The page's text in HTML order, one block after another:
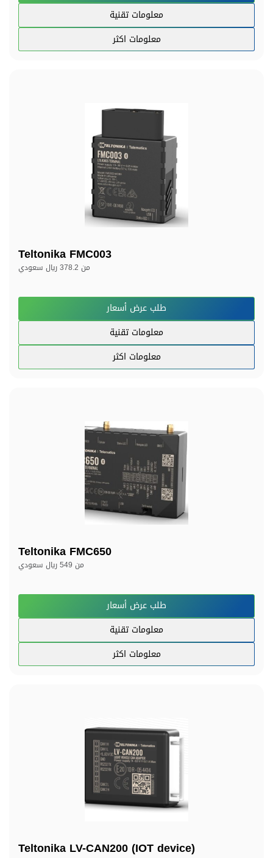
معلومات تقنية
معلومات اكثر
Teltonika FMC003
من 378.2 ريال سعودي
طلب عرض أسعار
معلومات تقنية
معلومات اكثر
Teltonika FMC650
من 549 ريال سعودي
طلب عرض أسعار
معلومات تقنية
معلومات اكثر
Teltonika LV-CAN200 (IOT device)